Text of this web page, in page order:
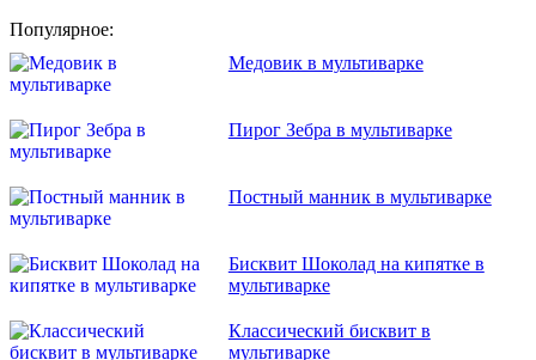
Популярное:
Медовик в мультиварке
Пирог Зебра в мультиварке
Постный манник в мультиварке
Бисквит Шоколад на кипятке в
мультиварке
Классический бисквит в
мультиварке